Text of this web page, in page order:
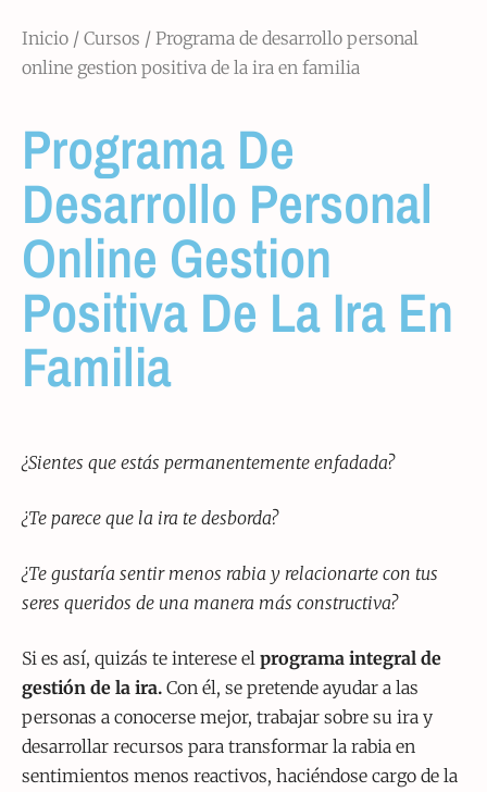
Inicio / Cursos / Programa de desarrollo personal
online gestion positiva de la ira en familia
Programa De
Desarrollo Personal
Online Gestion
Positiva De La Ira En
Familia
¿Sientes que estás permanentemente enfadada?
¿Te parece que la ira te desborda?
¿Te gustaría sentir menos rabia y relacionarte con tus
seres queridos de una manera más constructiva?
Si es así, quizás te interese el programa integral de
gestión de la ira. Con él, se pretende ayudar a las
personas a conocerse mejor, trabajar sobre su ira y
desarrollar recursos para transformar la rabia en
sentimientos menos reactivos, haciéndose cargo de la